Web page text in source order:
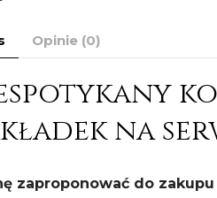
Opinie (0)
na
zaproponować do